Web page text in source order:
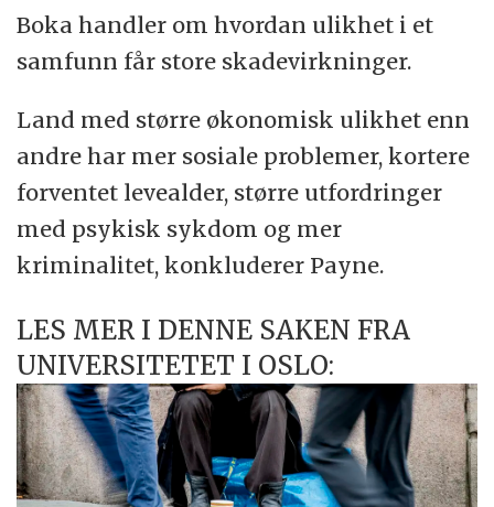
Boka handler om hvordan ulikhet i et
samfunn får store skadevirkninger.
Land med større økonomisk ulikhet enn
andre har mer sosiale problemer, kortere
forventet levealder, større utfordringer
med psykisk sykdom og mer
kriminalitet, konkluderer Payne.
LES MER I DENNE SAKEN FRA
UNIVERSITETET I OSLO: